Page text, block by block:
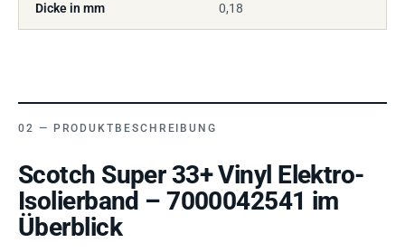
Dicke in mm 0,18
PRODUKTBESCHREIBUNG
Scotch Super 33+ Vinyl Elektro-
Isolierband – 7000042541 im
Überblick